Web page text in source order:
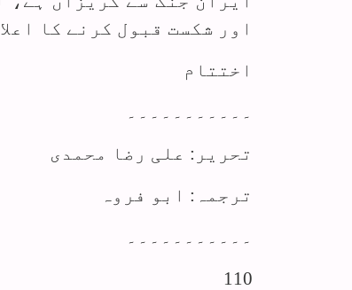
اور شکست قبول کرنے کا
اختتام
۔۔۔۔۔۔۔۔۔۔۔
تحریر: علی رضا محمدی
ترجمہ: ابو فروہ
۔۔۔۔۔۔۔۔۔۔۔
110